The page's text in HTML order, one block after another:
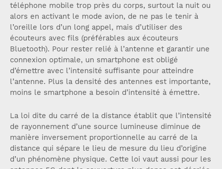
téléphone mobile trop près du corps, surtout la nuit ou
alors en activant le mode avion, de ne pas le tenir à
l’oreille lors d’un long appel, mais d’utiliser des
écouteurs avec fils (préférables aux écouteurs
Bluetooth). Pour rester relié à l’antenne et garantir une
connexion optimale, un smartphone est obligé
d’émettre avec l’intensité suffisante pour atteindre
l’antenne. Plus la densité des antennes est importante,
moins le smartphone a besoin d’intensité à émettre.
La loi dite du carré de la distance établit que l’intensité
de rayonnement d’une source lumineuse diminue de
manière inversement proportionnelle au carré de la
distance qui sépare le lieu de mesure du lieu d’origine
d’un phénomène physique. Cette loi vaut aussi pour les